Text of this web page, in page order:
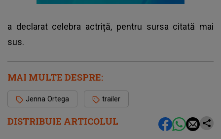
DISTRIBUIE ARTICOLUL
a declarat celebra actriță, pentru sursa citată mai
sus.
MAI MULTE DESPRE:
Jenna Ortega trailer